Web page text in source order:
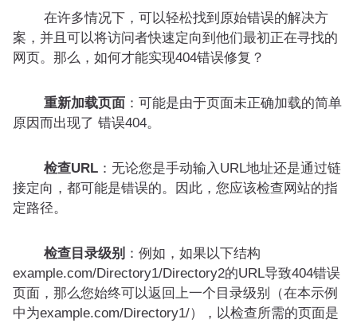
在许多情况下，可以轻松找到原始错误的解决方
案，并且可以将访问者快速定向到他们最初正在寻找的
网页。那么，如何才能实现404错误修复？
重新加载页面 ：可能是由于页面未正确加载的简单
原因而出现了 错误404。
检查URL ：无论您是手动输入URL地址还是通过链
接定向，都可能是错误的。因此，您应该检查网站的指
定路径。
检查目录级别 ：例如，如果以下结构
example.com/Directory1/Directory2的URL导致404错误
页面，那么您始终可以返回上一个目录级别（在本示例
中为example.com/Directory1/），以检查所需的页面是